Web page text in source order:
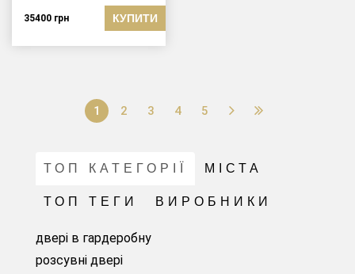
35400 грн КУПИТИ
1 2 3 4 5
ТОП КАТЕГОРІЇ МІСТА
ТОП ТЕГИ ВИРОБНИКИ
двері в гардеробну
розсувні двері